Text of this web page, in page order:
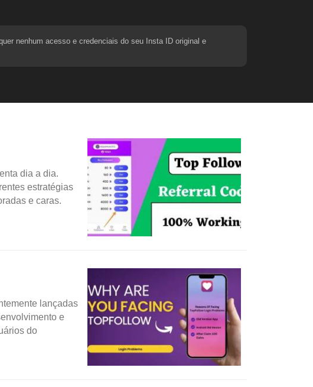
nenhum acesso e credenciais do seu Insta ID original e
dia a dia.
estratégias
e caras.
lançadas
e
do